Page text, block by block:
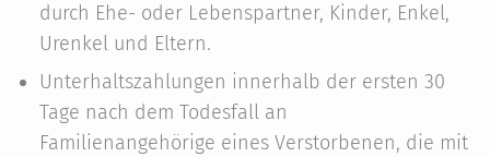
durch Ehe- oder Lebenspartner, Kinder, Enkel,
Urenkel und Eltern.
Unterhaltszahlungen innerhalb der ersten 30
Tage nach dem Todesfall an
Familienangehörige eines Verstorbenen, die mit